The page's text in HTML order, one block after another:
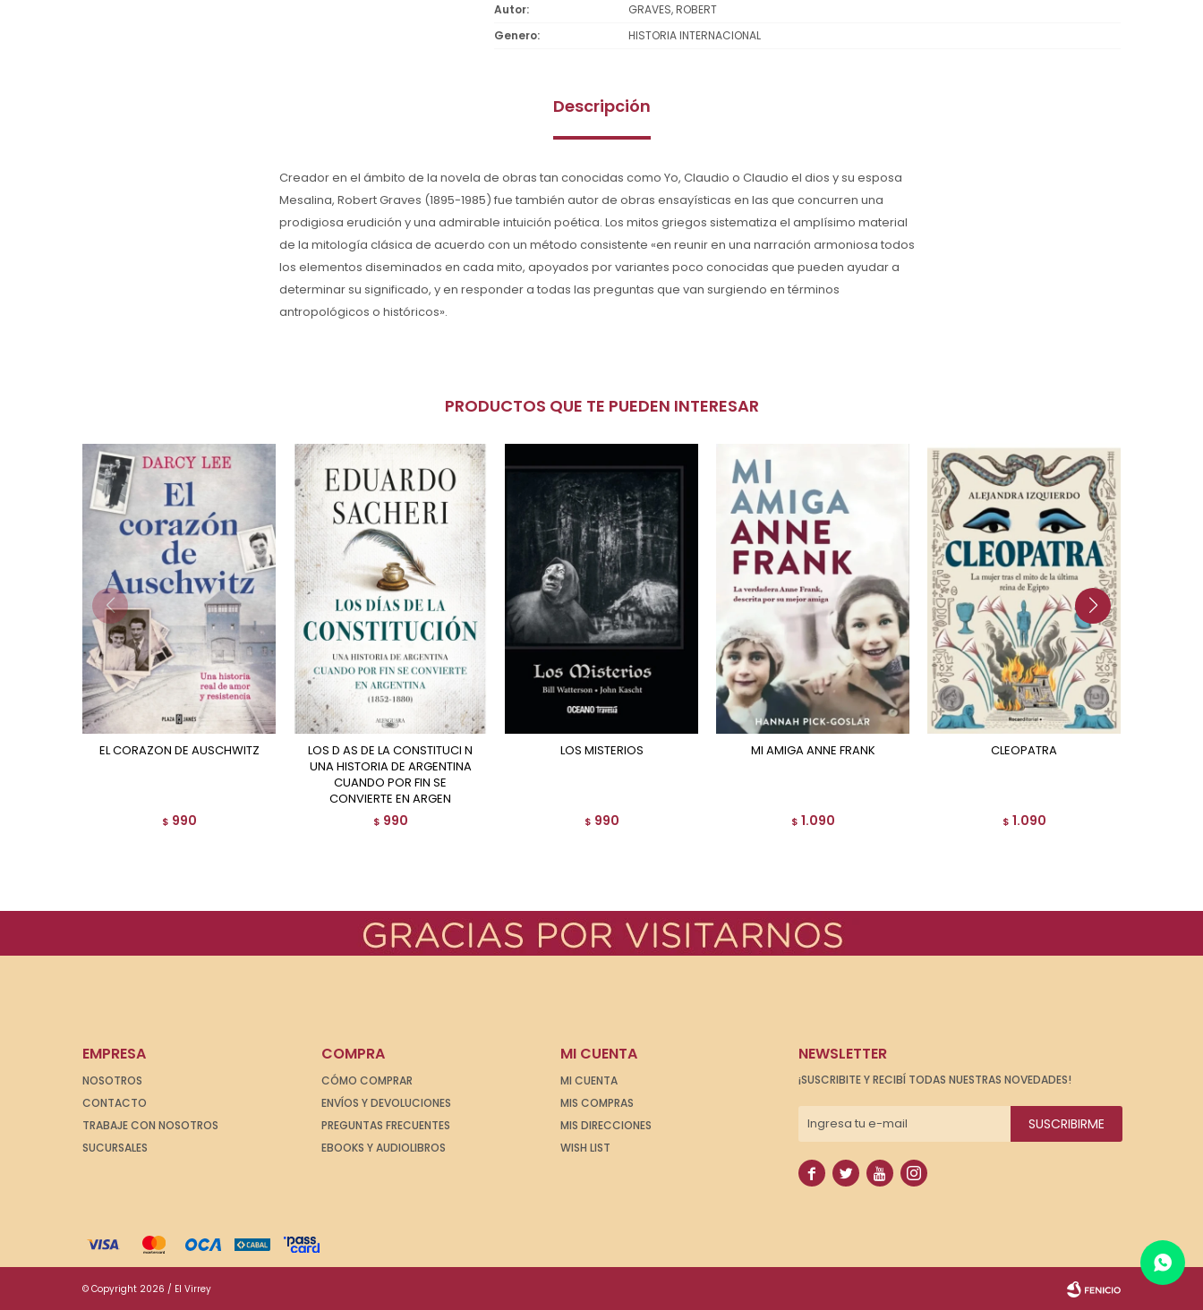
Autor
GRAVES, ROBERT
Genero
HISTORIA INTERNACIONAL
Descripción
Creador en el ámbito de la novela de obras tan conocidas como Yo, Claudio o Claudio el dios y su esposa
Mesalina, Robert Graves (1895-1985) fue también autor de obras ensayísticas en las que concurren una
prodigiosa erudición y una admirable intuición poética. Los mitos griegos sistematiza el amplísimo material
de la mitología clásica de acuerdo con un método consistente «en reunir en una narración armoniosa todos
los elementos diseminados en cada mito, apoyados por variantes poco conocidas que pueden ayudar a
determinar su significado, y en responder a todas las preguntas que van surgiendo en términos
antropológicos o históricos».
PRODUCTOS QUE TE PUEDEN INTERESAR
EL CORAZON DE AUSCHWITZ
$ 990
LOS D AS DE LA CONSTITUCI N
UNA HISTORIA DE ARGENTINA
CUANDO POR FIN SE
CONVIERTE EN ARGEN
$ 990
LOS MISTERIOS
$ 990
MI AMIGA ANNE FRANK
$ 1.090
CLEOPATRA
$ 1.090
EMPRESA
NOSOTROS
CONTACTO
TRABAJE CON NOSOTROS
SUCURSALES
COMPRA
CÓMO COMPRAR
ENVÍOS Y DEVOLUCIONES
PREGUNTAS FRECUENTES
EBOOKS Y AUDIOLIBROS
MI CUENTA
MI CUENTA
MIS COMPRAS
MIS DIRECCIONES
WISH LIST
NEWSLETTER
¡SUSCRIBITE Y RECIBÍ TODAS NUESTRAS NOVEDADES!
SUSCRIBIRME
   
© Copyright 2026 / El Virrey